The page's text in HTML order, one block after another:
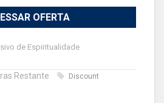
OFERTA
de Espiritualidade
Restante Discount